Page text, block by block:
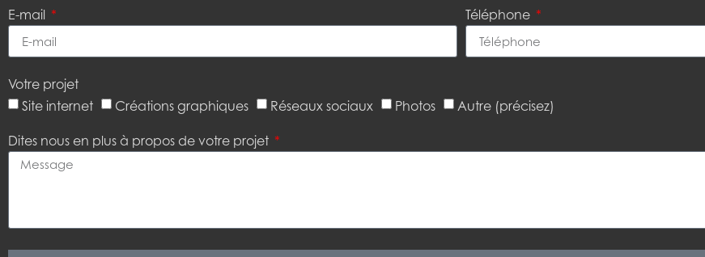
E-mail Téléphone
Votre projet
Site internet
Créations graphiques Réseaux sociaux Photos Autre (précisez)
Dites nous en plus à propos de votre projet